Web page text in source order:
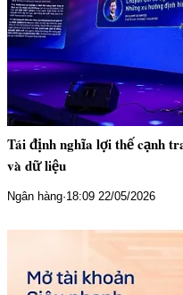
Tái định nghĩa lợi thế cạnh
và dữ liệu
Ngân hàng·18:09 22/05/2026